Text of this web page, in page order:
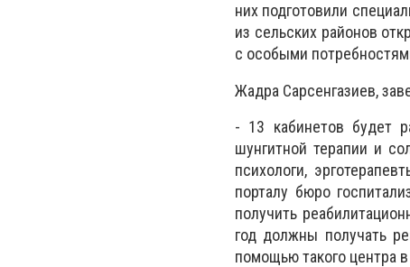
них подготовили
из сельских районов
с особыми
Жадра Сарсенгазиев,
- 13 кабинетов будет
шунгитной терапии и
психологи,
порталу бюро
получить
год должны получать
помощью такого центра